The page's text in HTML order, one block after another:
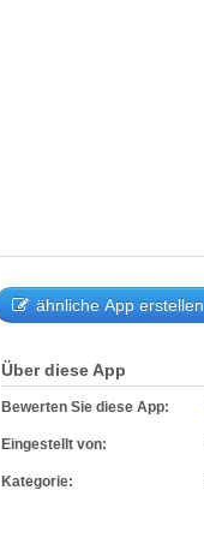
ähnliche App erstellen
Über diese App
Bewerten Sie diese App:
Eingestellt von:
Kategorie: